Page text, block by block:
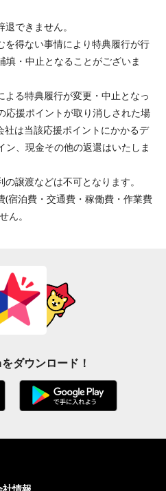
できません。
を得ない事情により特典履行が行
填・中止となることがございま
る特典履行が変更・中止となっ
応援ポイントが取り消しされた場
は当該応援ポイントにかかるデ
ン、現金その他の返還はいたしま
譲渡などは不可となります。
(宿泊費・交通費・稼働費・作業費
ん。
ダウンロード！